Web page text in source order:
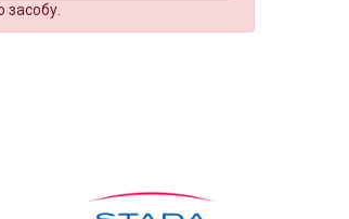
засобу.